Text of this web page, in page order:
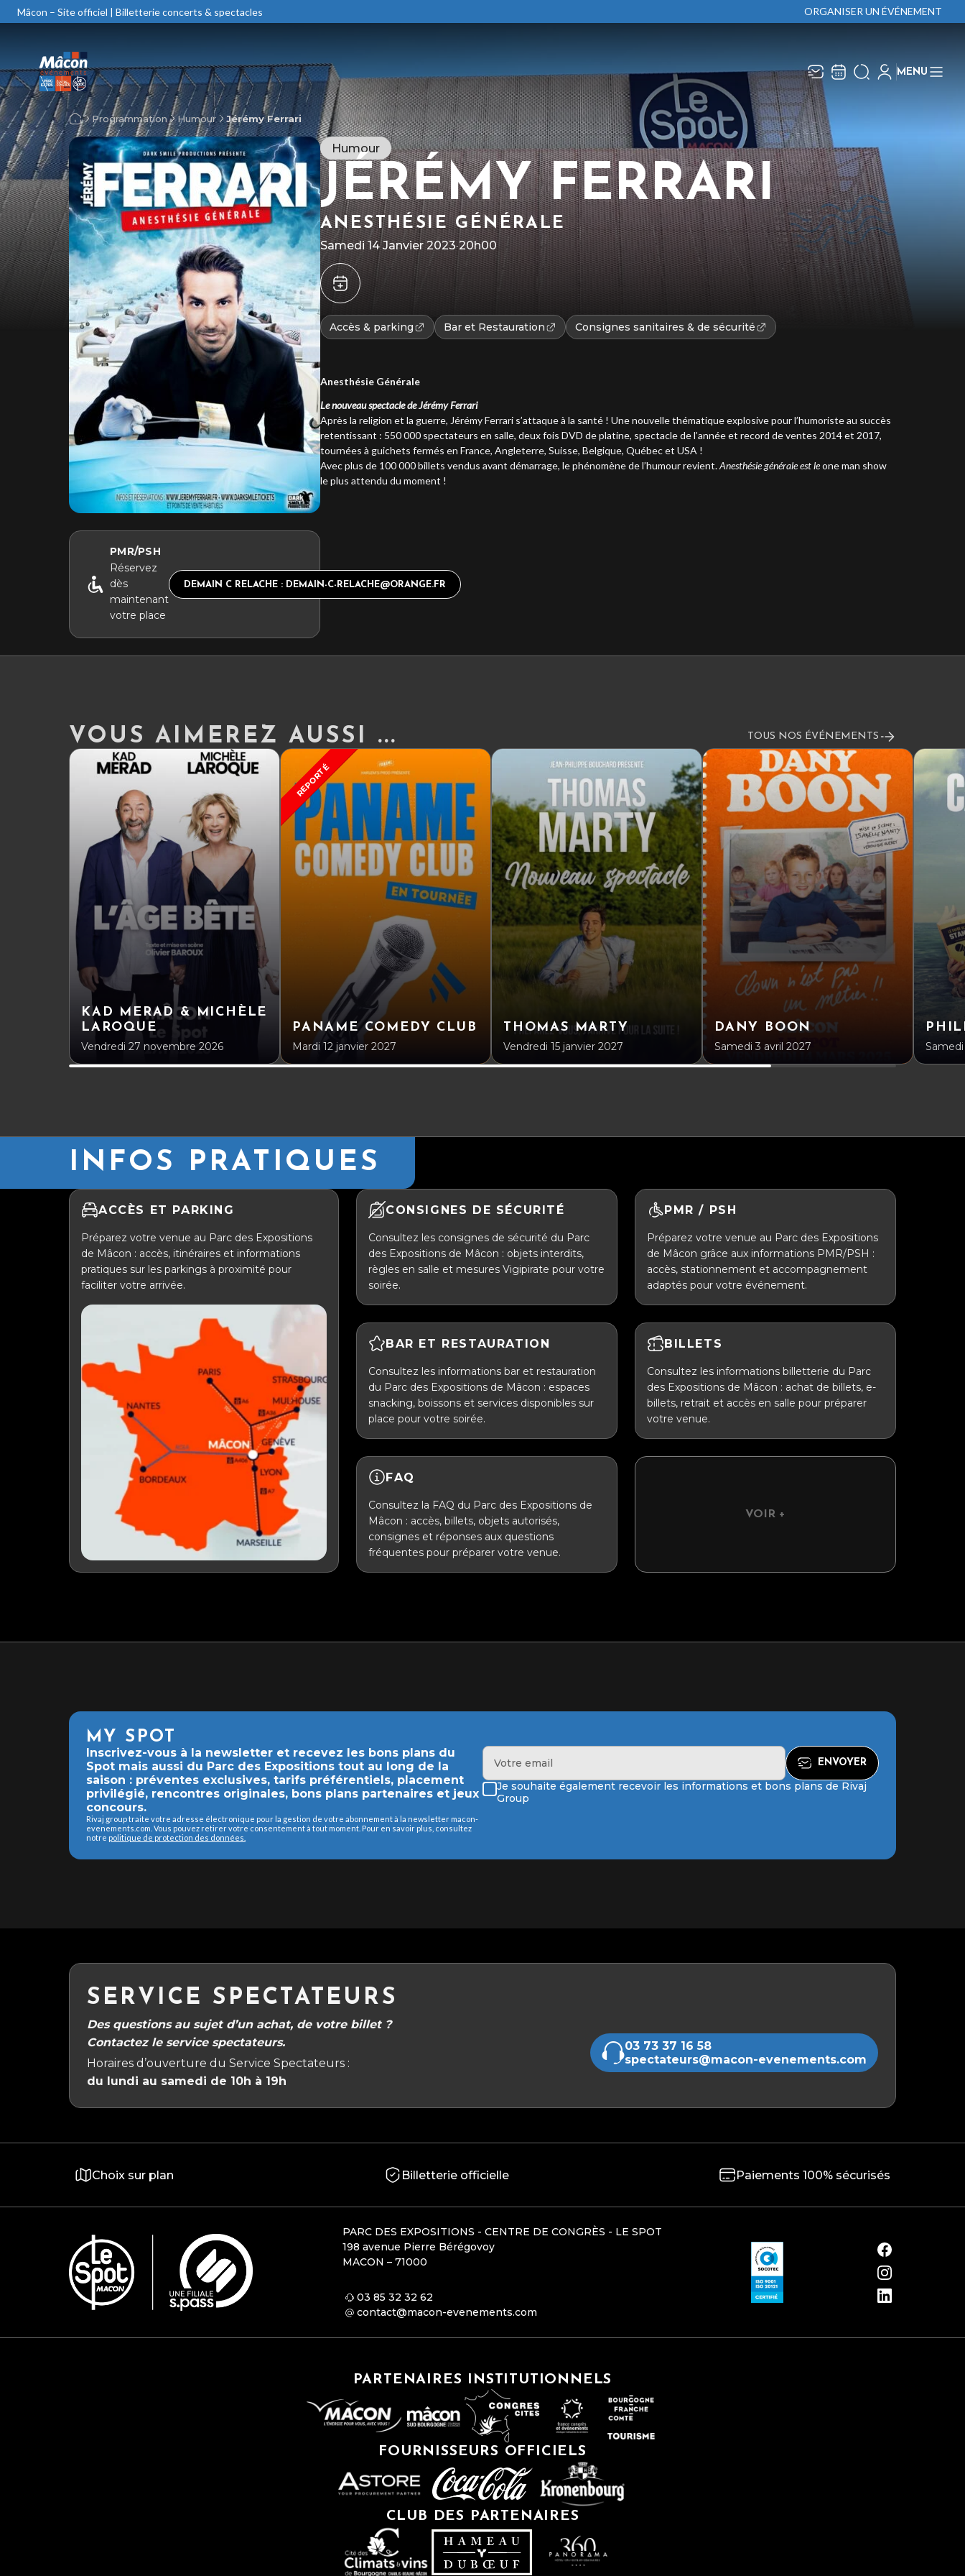
Mâcon – Site officiel | Billetterie concerts & spectacles ORGANISER UN ÉVÉNEMENT
Fermer
Recevez toute l’actualité en
vous abonnant à notre
newsletter :
ENVOYER
Rivaj Group traite votre adresse électronique pour la
gestion de votre abonnement à la newsletter de
Mâcon Événements. Vous pouvez retirer votre
consentement à tout moment. Pour en savoir plus,
consultez notre
politique de protection des données.
MENU
Programmation Humour Jérémy Ferrari
PMR/PSH
Réservez
dès
maintenant
votre place
DEMAIN C RELACHE : DEMAIN-C-RELACHE@ORANGE.FR
Humour
JÉRÉMY FERRARI
ANESTHÉSIE GÉNÉRALE
Samedi 14 Janvier 2023·20h00
Accès & parking Bar et Restauration Consignes sanitaires & de sécurité
Anesthésie Générale
Le nouveau spectacle de Jérémy Ferrari
Après la religion et la guerre, Jérémy Ferrari s’attaque à la santé ! Une nouvelle thématique explosive pour l’humoriste au succès
retentissant : 550 000 spectateurs en salle, deux fois DVD de platine, spectacle de l’année et record de ventes 2014 et 2017,
tournées à guichets fermés en France, Angleterre, Suisse, Belgique, Québec et USA !
Avec plus de 100 000 billets vendus avant démarrage, le phénomène de l’humour revient.Anesthésie générale est leone man show
le plus attendu du moment !
VOUS AIMEREZ AUSSI ... TOUS NOS ÉVÉNEMENTS
KAD MERAD & MICHÈLE
LAROQUE
Vendredi 27 novembre 2026
REPORTÉ
PANAME COMEDY CLUB
Mardi 12 janvier 2027
THOMAS MARTY
Vendredi 15 janvier 2027
DANY BOON
Samedi 3 avril 2027
INFOS PRATIQUES
ACCÈS ET PARKING
Préparez votre venue au Parc des Expositions
de Mâcon : accès, itinéraires et informations
pratiques sur les parkings à proximité pour
faciliter votre arrivée.
CONSIGNES DE SÉCURITÉ
Consultez les consignes de sécurité du Parc
des Expositions de Mâcon : objets interdits,
règles en salle et mesures Vigipirate pour votre
soirée.
PMR / PSH
Préparez votre venue au Parc des Expositions
de Mâcon grâce aux informations PMR/PSH :
accès, stationnement et accompagnement
adaptés pour votre événement.
BAR ET RESTAURATION
Consultez les informations bar et restauration
du Parc des Expositions de Mâcon : espaces
snacking, boissons et services disponibles sur
place pour votre soirée.
BILLETS
Consultez les informations billetterie du Parc
des Expositions de Mâcon : achat de billets, e-
billets, retrait et accès en salle pour préparer
votre venue.
FAQ
Consultez la FAQ du Parc des Expositions de
Mâcon : accès, billets, objets autorisés,
consignes et réponses aux questions
fréquentes pour préparer votre venue.
VOIR +
MY SPOT
Inscrivez-vous à la newsletter et recevez les bons plans du
Spot mais aussi du Parc des Expositions tout au long de la
saison : préventes exclusives, tarifs préférentiels, placement
privilégié, rencontres originales, bons plans partenaires et jeux
concours.
Rivaj group traite votre adresse électronique pour la gestion de votre abonnement à la newsletter macon-
evenements.com. Vous pouvez retirer votre consentement à tout moment. Pour en savoir plus, consultez
notre politique de protection des données.
Je souhaite également recevoir les informations et bons plans de Rivaj
Group
SERVICE SPECTATEURS
Des questions au sujet d’un achat, de votre billet ?
Contactez le service spectateurs.
Horaires d’ouverture du Service Spectateurs :
du lundi au samedi de 10h à 19h
03 73 37 16 58
spectateurs@macon-evenements.com
Choix sur plan Billetterie officielle Paiements 100% sécurisés
PARC DES EXPOSITIONS - CENTRE DE CONGRÈS - LE SPOT
198 avenue Pierre Bérégovoy
MACON – 71000
03 85 32 32 62
contact@macon-evenements.com
PARTENAIRES INSTITUTIONNELS
FOURNISSEURS OFFICIELS
CLUB DES PARTENAIRES